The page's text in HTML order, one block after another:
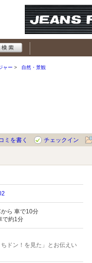
ャー 自然・景観
ミを書く
チェックイン
ら 車で10分
で約1分
ドン！を見た」とお伝えい